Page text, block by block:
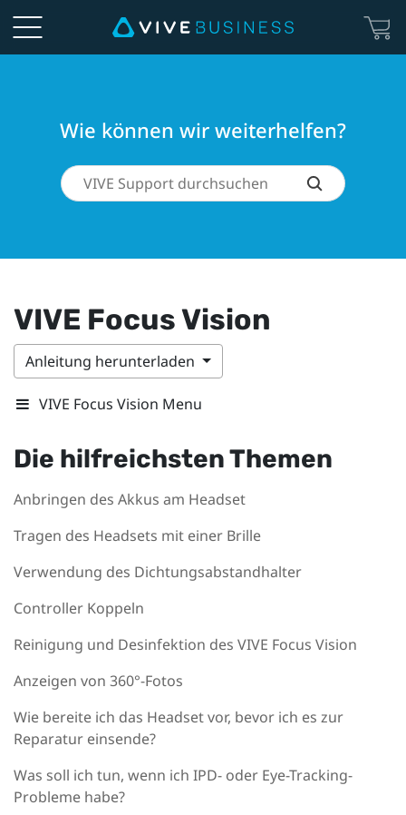
Wie können wir weiterhelfen?
VIVE Focus Vision
Anleitung herunterladen
VIVE Focus Vision Menu
Die hilfreichsten Themen
Anbringen des Akkus am Headset
Tragen des Headsets mit einer Brille
Verwendung des Dichtungsabstandhalter
Controller Koppeln
Reinigung und Desinfektion des VIVE Focus Vision
Anzeigen von 360°-Fotos
Wie bereite ich das Headset vor, bevor ich es zur
Reparatur einsende?
Was soll ich tun, wenn ich IPD- oder Eye-Tracking-
Probleme habe?